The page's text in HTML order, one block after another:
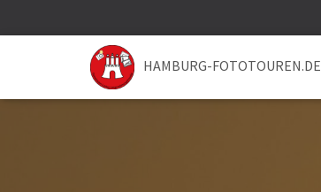
HAMBURG-FOTOTOUREN.DE